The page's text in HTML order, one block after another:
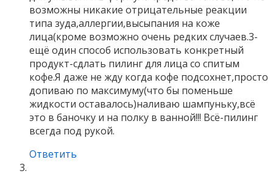
возможны никакие отрицательные реакции
типа зуда,аллергии,высыпания на коже
лица(кроме возможно очень редких случаев.3-
ещё один способ использовать конкретный
продукт-сдлать пилинг для лица со спитым
кофе.Я даже не жду когда кофе подсохнет,просто
допиваю по максимуму(что бы поменьше
жидкости оставалось)наливаю шампуньку,всё
это в баночку и на полку в ванной!!! Всё-пилинг
всегда под рукой.
Ответить